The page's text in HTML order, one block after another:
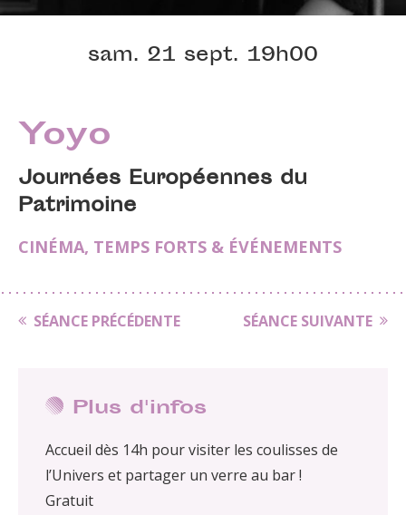
sam. 21 sept. 19h00
Yoyo
Journées Européennes du
Patrimoine
CINÉMA, TEMPS FORTS & ÉVÉNEMENTS
SÉANCE PRÉCÉDENTE SÉANCE SUIVANTE
Plus d'infos
Accueil dès 14h pour visiter les coulisses de
l’Univers et partager un verre au bar !
Gratuit